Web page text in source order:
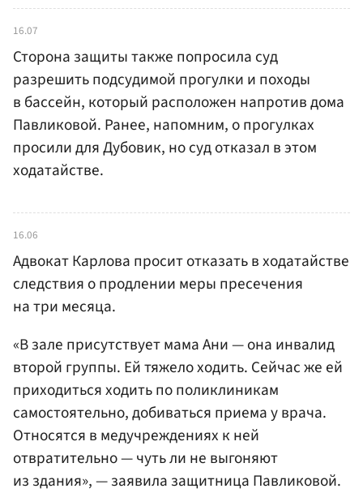
16.07
Сторона защиты также попросила суд
разрешить подсудимой прогулки и походы
в бассейн, который расположен напротив дома
Павликовой. Ранее, напомним, о прогулках
просили для Дубовик, но суд отказал в этом
ходатайстве.
16.06
Адвокат Карлова просит отказать в ходатайстве
следствия о продлении меры пресечения
на три месяца.
«В зале присутствует мама Ани — она инвалид
второй группы. Ей тяжело ходить. Сейчас же ей
приходиться ходить по поликлиникам
самостоятельно, добиваться приема у врача.
Относятся в медучреждениях к ней
отвратительно — чуть ли не выгоняют
из здания», — заявила защитница Павликовой.